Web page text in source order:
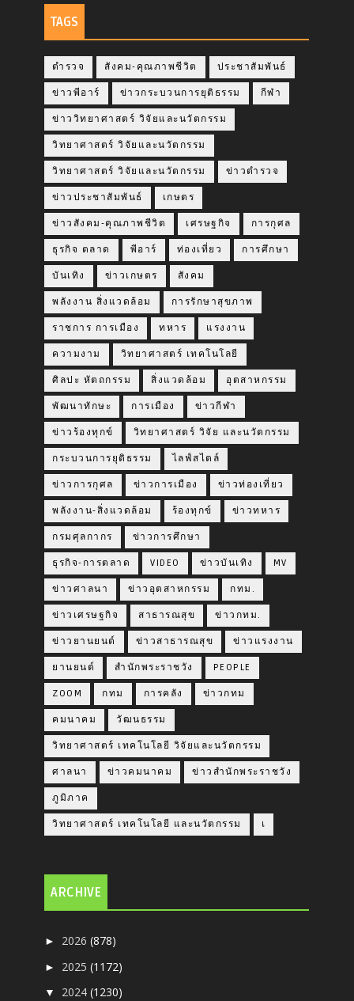
TAGS
ตำรวจ สังคม-คุณภาพชีวิต ประชาสัมพันธ์
ข่าวพีอาร์ ข่าวกระบวนการยุติธรรม กีฬา
ข่าววิทยาศาสตร์ วิจัยและนวัตกรรม
วิทยาศาสตร์ วิจัยและนวัตกรรม
วิทยาศาสตร์ วิจัยและนวัตกรรม ข่าวตำรวจ
ข่าวประชาสัมพันธ์ เกษตร
ข่าวสังคม-คุณภาพชีวิต เศรษฐกิจ การกุศล
ธุรกิจ ตลาด พีอาร์ ท่องเที่ยว การศึกษา
บันเทิง ข่าวเกษตร สังคม
พลังงาน สิ่งแวดล้อม การรักษาสุขภาพ
ราชการ การเมือง ทหาร แรงงาน
ความงาม วิทยาศาสตร์ เทคโนโลยี
ศิลปะ หัตถกรรม สิ่งแวดล้อม อุตสาหกรรม
พัฒนาทักษะ การเมือง ข่าวกีฬา
ข่าวร้องทุกข์ วิทยาศาสตร์ วิจัย และนวัตกรรม
กระบวนการยุติธรรม ไลฟ์สไตล์
ข่าวการกุศล ข่าวการเมือง ข่าวท่องเที่ยว
พลังงาน-สิ่งแวดล้อม ร้องทุกข์ ข่าวทหาร
กรมศุลกากร ข่าวการศึกษา
ธุรกิจ-การตลาด VIDEO ข่าวบันเทิง MV
ข่าวศาลนา ข่าวอุตสาหกรรม กทม.
ข่าวเศรษฐกิจ สาธารณสุข ข่าวกทม.
ข่าวยานยนต์ ข่าวสาธารณสุข ข่าวแรงงาน
ยานยนต์ สำนักพระราชวัง PEOPLE
ZOOM กทม การคลัง ข่าวกทม
คมนาคม วัฒนธรรม
วิทยาศาสตร์ เทคโนโลยี วิจัยและนวัตกรรม
ศาลนา ข่าวคมนาคม ข่าวสำนักพระราชวัง
ภูมิภาค
วิทยาศาสตร์ เทคโนโลยี และนวัตกรรม เ
ARCHIVE
► 2026(878)
► 2025(1172)
▼ 2024(1230)